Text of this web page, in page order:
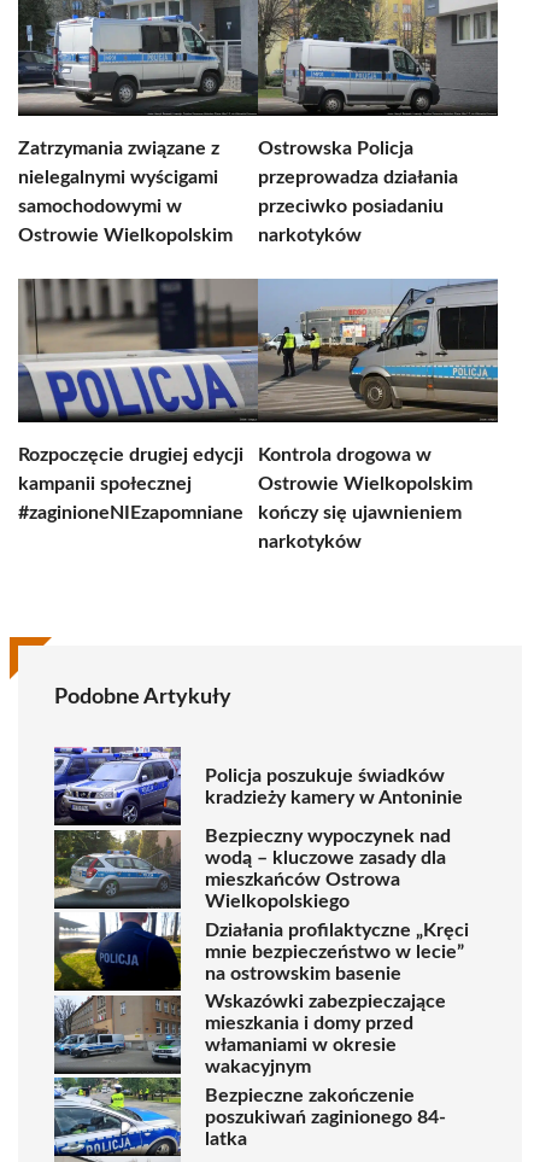
Zatrzymania związane z
nielegalnymi wyścigami
samochodowymi w
Ostrowie Wielkopolskim
Ostrowska Policja
przeprowadza działania
przeciwko posiadaniu
narkotyków
Rozpoczęcie drugiej edycji
kampanii społecznej
#zaginioneNIEzapomniane
Kontrola drogowa w
Ostrowie Wielkopolskim
kończy się ujawnieniem
narkotyków
Podobne Artykuły
Policja poszukuje świadków
kradzieży kamery w Antoninie
Bezpieczny wypoczynek nad
wodą – kluczowe zasady dla
mieszkańców Ostrowa
Wielkopolskiego
Działania profilaktyczne „Kręci
mnie bezpieczeństwo w lecie”
na ostrowskim basenie
Wskazówki zabezpieczające
mieszkania i domy przed
włamaniami w okresie
wakacyjnym
Bezpieczne zakończenie
poszukiwań zaginionego 84-
latka